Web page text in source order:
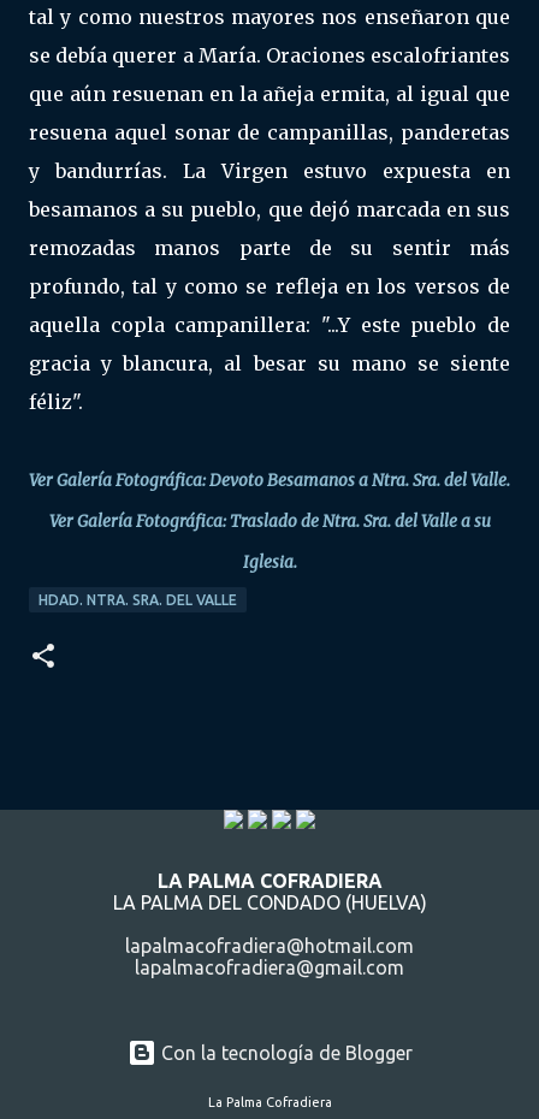
tal y como nuestros mayores nos enseñaron que
se debía querer a María. Oraciones escalofriantes
que aún resuenan en la añeja ermita, al igual que
resuena aquel sonar de campanillas, panderetas
y bandurrías. La Virgen estuvo expuesta en
besamanos a su pueblo, que dejó marcada en sus
remozadas manos parte de su sentir más
profundo, tal y como se refleja en los versos de
aquella copla campanillera: "...Y este pueblo de
gracia y blancura, al besar su mano se siente
féliz".
Ver Galería Fotográfica: Devoto Besamanos a Ntra. Sra. del Valle.
Ver Galería Fotográfica: Traslado de Ntra. Sra. del Valle a su
Iglesia.
HDAD. NTRA. SRA. DEL VALLE
LA PALMA COFRADIERA
LA PALMA DEL CONDADO (HUELVA)
lapalmacofradiera@hotmail.com
lapalmacofradiera@gmail.com
Con la tecnología de Blogger
La Palma Cofradiera